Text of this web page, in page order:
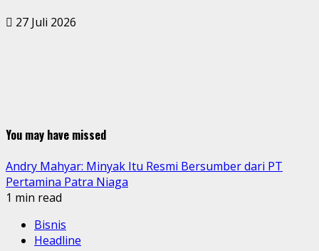
27 Juli 2026
You may have missed
Andry Mahyar: Minyak Itu Resmi Bersumber dari PT
Pertamina Patra Niaga
1 min read
Bisnis
Headline